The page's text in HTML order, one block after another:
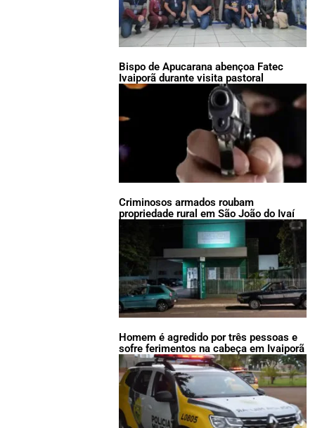
Bispo de Apucarana abençoa Fatec
Ivaiporã durante visita pastoral
Criminosos armados roubam
propriedade rural em São João do Ivaí
Homem é agredido por três pessoas e
sofre ferimentos na cabeça em Ivaiporã